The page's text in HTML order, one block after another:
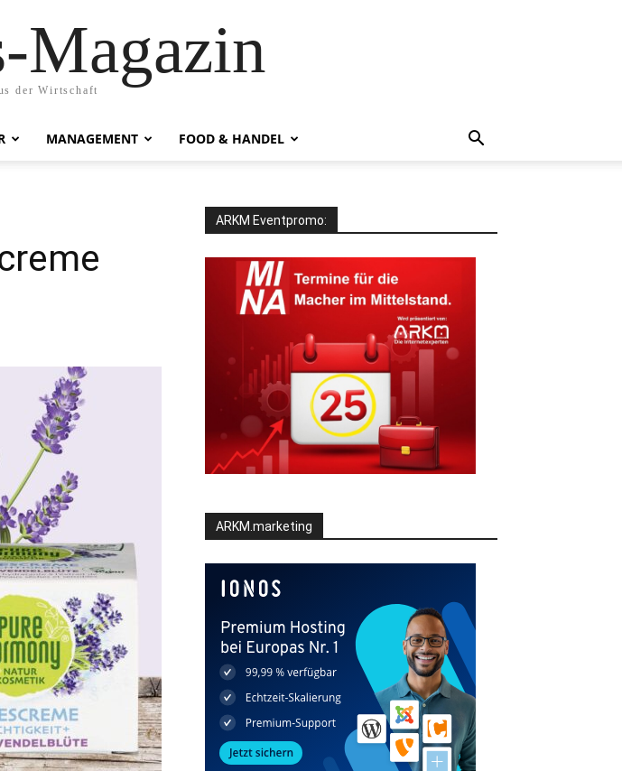
Magazin
der Wirtschaft
MANAGEMENT FOOD & HANDEL
ARKM Eventpromo:
ARKM.marketing